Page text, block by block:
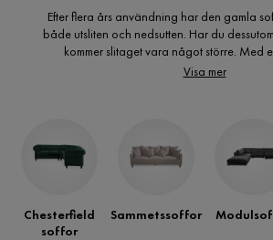
Efter flera års användning har den gamla
både utsliten och nedsutten. Har du
kommer slitaget vara något större. Med
vardagsrum kommer rummet kännas
När du handlar på nätet är det dessutom
jämföra olika produkter med
Visa mer
Chesterfield
soffor
Sammetssoffor